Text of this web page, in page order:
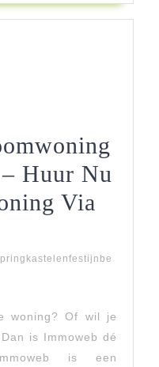
Huur Nu
Via
woning? Of wil je
is Immoweb dé
is een